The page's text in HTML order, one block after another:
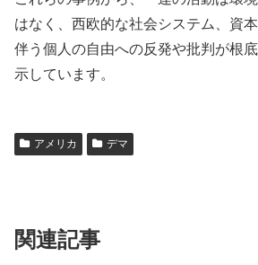
はなく、西欧的な社会システム、資
伴う個人の自由への反発や批判が根
示しています。
アメリカ デマ
関連記事